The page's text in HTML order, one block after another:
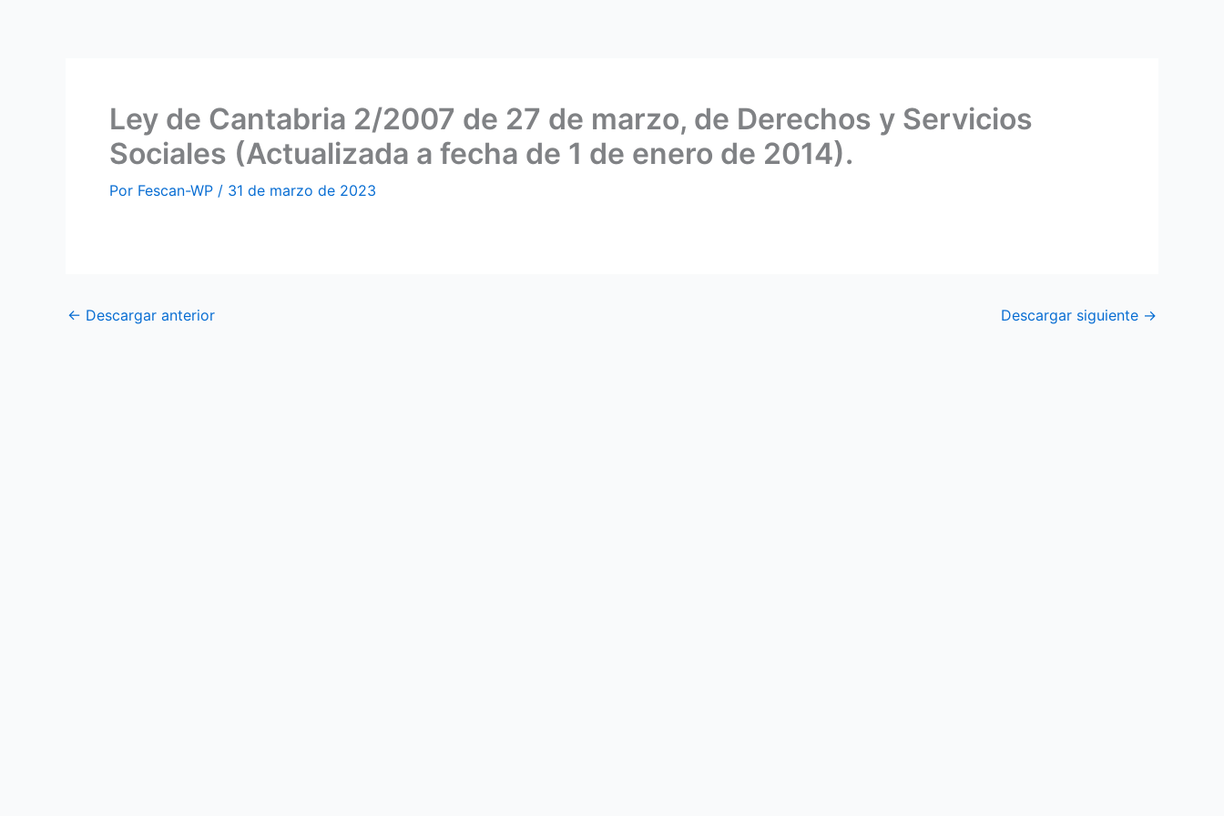
Ley de Cantabria 2/2007 de 27 de marzo, de Derechos y Servicios
Sociales (Actualizada a fecha de 1 de enero de 2014).
Por Fescan-WP / 31 de marzo de 2023
← Descargar anterior Descargar siguiente →